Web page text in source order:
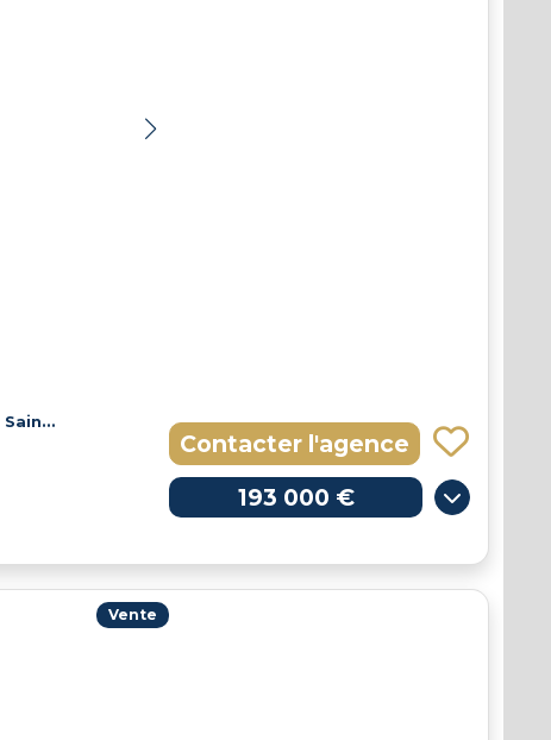
Maison familiale 5 chambres à Saint-Denis-de-Méré, aux portes de Condé-en-Normandie
Contacter l'agence
193 000 €
Vente